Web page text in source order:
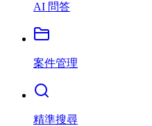
AI 問答
案件管理
精準搜尋